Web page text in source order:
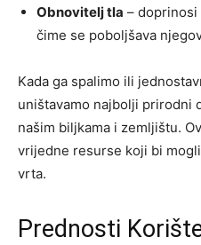
Obnovitelj tla –
čime se poboljšava
Kada ga spalimo ili
uništavamo najbolji prirodni
našim biljkama i zemljištu.
vrijedne resurse koji bi
vrta.
Prednosti